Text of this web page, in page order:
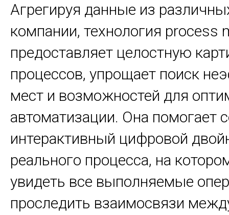
Агрегируя данные из
компании, технология process
предоставляет целостную
процессов, упрощает поиск
мест и возможностей для
автоматизации. Она помогает
интерактивный цифровой
реального процесса, на
увидеть все выполняемые
проследить взаимосвязи